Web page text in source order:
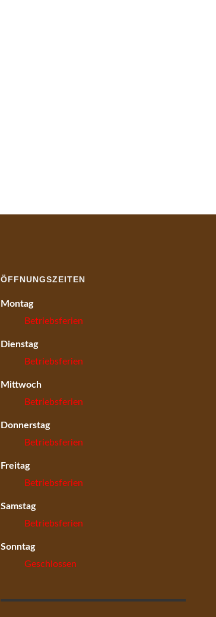
ÖFFNUNGSZEITEN
Montag
Betriebsferien
Dienstag
Betriebsferien
Mittwoch
Betriebsferien
Donnerstag
Betriebsferien
Freitag
Betriebsferien
Samstag
Betriebsferien
Sonntag
Geschlossen